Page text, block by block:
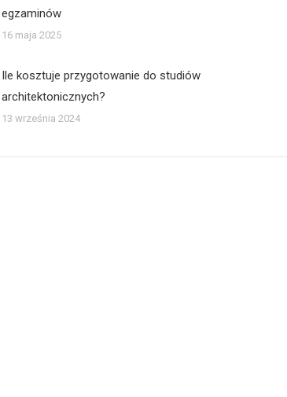
egzaminów
16 maja 2025
Ile kosztuje przygotowanie do studiów
architektonicznych?
13 września 2024